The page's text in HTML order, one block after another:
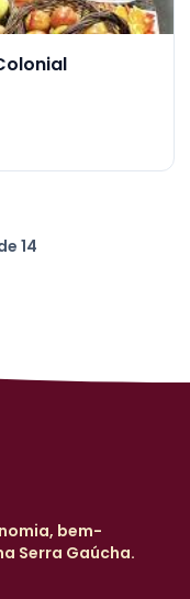
14
bem-
Serra Gaúcha.